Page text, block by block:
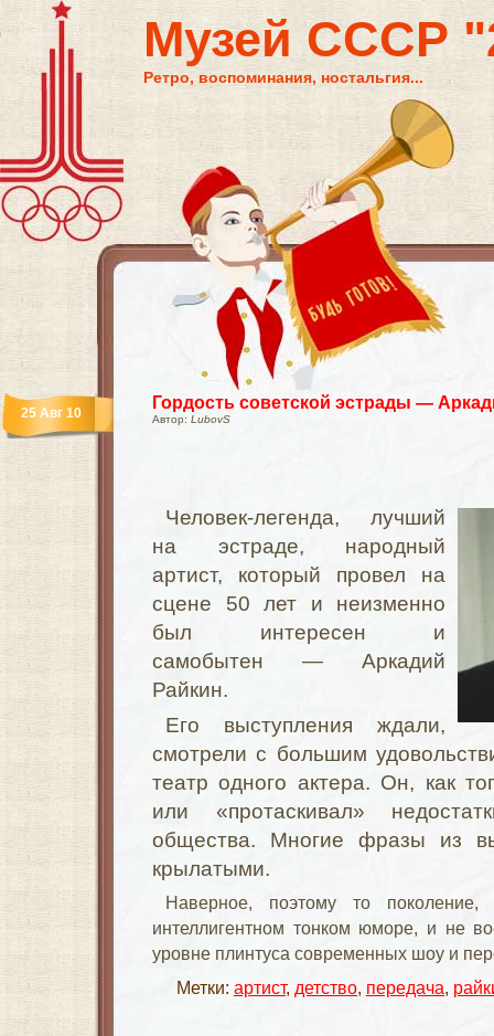
Музей СССР
Ретро, воспоминания, ностальгия...
Гордость советской эстрады —
Автор: LubovS
25 Авг 10
Человек-легенда, лучший
на эстраде, народный
артист, который провел на
сцене 50 лет и неизменно
был интересен и
самобытен — Аркадий
Райкин.
Его выступления ждали,
смотрели с большим
театр одного актера. Он, как
или «протаскивал»
общества. Многие фразы из
крылатыми.
Наверное, поэтому то
интеллигентном тонком юморе, и не
уровне плинтуса современных шоу и
Метки: артист, детство, передача,